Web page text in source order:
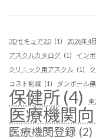
3Dセキュア2.0 (1) 2026年4
アスクルカタログ (1) イン
クリニック用アスクル (1)
コスト削減 (1) ダンボール
保健所 (4) 傘
医療機関
医療機関登録 (2)